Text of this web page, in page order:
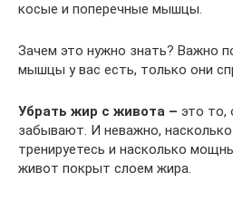
косые и поперечные мышцы.
Зачем это нужно знать? Важно
мышцы у вас есть, только они
Убрать жир с живота – это то,
забывают. И неважно,
тренируетесь и насколько
живот покрыт слоем жира.